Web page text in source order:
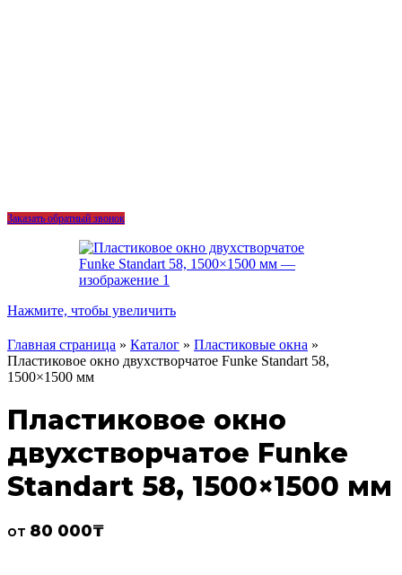
Заказать обратный звонок
Нажмите, чтобы увеличить
Главная страница » Каталог » Пластиковые окна »
Пластиковое окно двухстворчатое Funke Standart 58,
1500×1500 мм
Пластиковое окно
двухстворчатое Funke
Standart 58, 1500×1500 мм
от 80 000₸